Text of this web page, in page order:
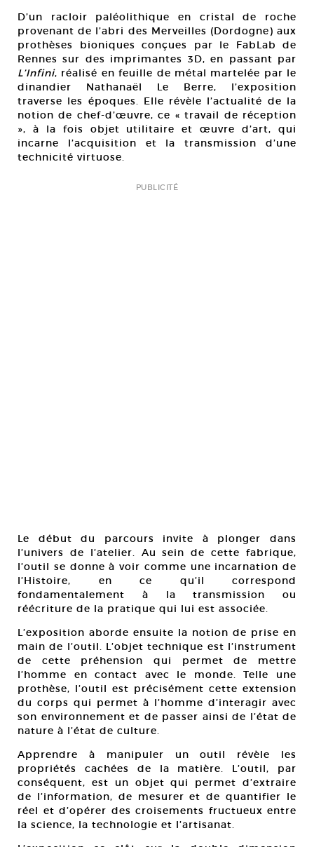
D’un racloir paléolithique en cristal de roche
provenant de l’abri des Merveilles (Dordogne) aux
prothèses bioniques conçues par le FabLab de
Rennes sur des imprimantes 3D, en passant par
L’Infini, réalisé en feuille de métal martelée par le
dinandier Nathanaël Le Berre, l’exposition
traverse les époques. Elle révèle l’actualité de la
notion de chef-d’œuvre, ce « travail de réception
», à la fois objet utilitaire et œuvre d’art, qui
incarne l’acquisition et la transmission d’une
technicité virtuose.
PUBLICITÉ
Le début du parcours invite à plonger dans
l’univers de l’atelier. Au sein de cette fabrique,
l’outil se donne à voir comme une incarnation de
l’Histoire, en ce qu’il correspond
fondamentalement à la transmission ou
réécriture de la pratique qui lui est associée.
L’exposition aborde ensuite la notion de prise en
main de l’outil. L’objet technique est l’instrument
de cette préhension qui permet de mettre
l’homme en contact avec le monde. Telle une
prothèse, l’outil est précisément cette extension
du corps qui permet à l’homme d’interagir avec
son environnement et de passer ainsi de l’état de
nature à l’état de culture.
Apprendre à manipuler un outil révèle les
propriétés cachées de la matière. L’outil, par
conséquent, est un objet qui permet d’extraire
de l’information, de mesurer et de quantifier le
réel et d’opérer des croisements fructueux entre
la science, la technologie et l’artisanat.